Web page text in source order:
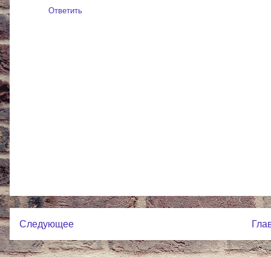
Ответить
Следующее